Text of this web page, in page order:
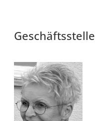
Geschäftsstelle